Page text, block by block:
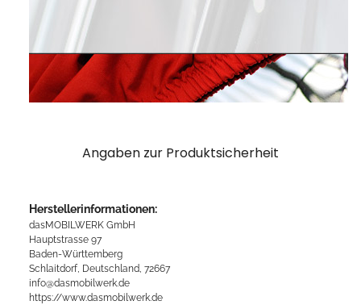
Angaben zur Produktsicherheit
Herstellerinformationen:
dasMOBILWERK GmbH
Hauptstrasse 97
Baden-Württemberg
Schlaitdorf, Deutschland, 72667
info@dasmobilwerk.de
https://www.dasmobilwerk.de